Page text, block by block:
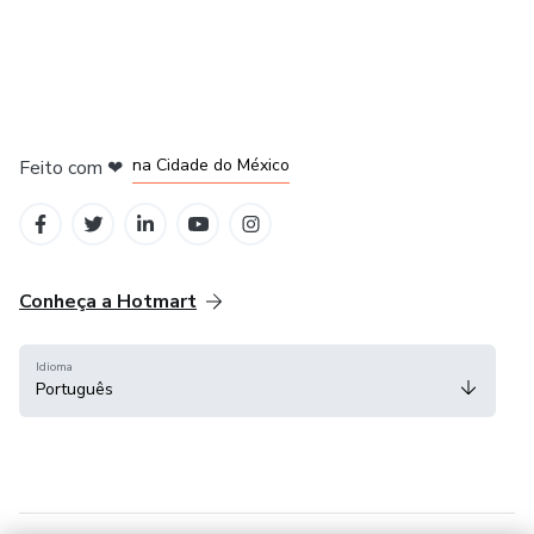
Feito com ❤ na Cidade do México
Conheça a Hotmart
Idioma
Português